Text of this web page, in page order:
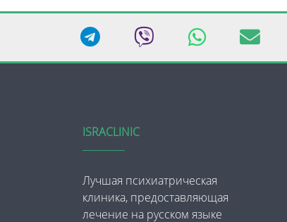
ISRACLINIC
Лучшая психиатрическая
клиника, предоставляющая
лечение на русском языке